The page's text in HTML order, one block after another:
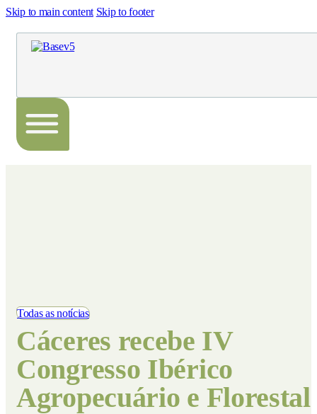
Skip to main content Skip to footer
Todas as notícias
Cáceres recebe IV
Congresso Ibérico
Agropecuário e Florestal